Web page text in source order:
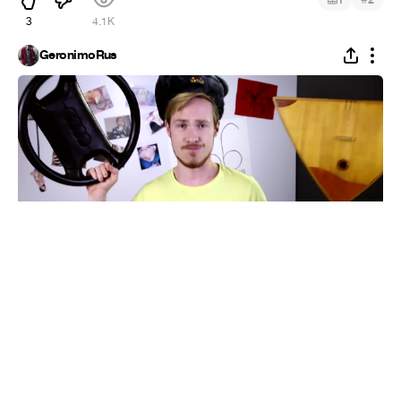
3 4.1K
GeronimoRus